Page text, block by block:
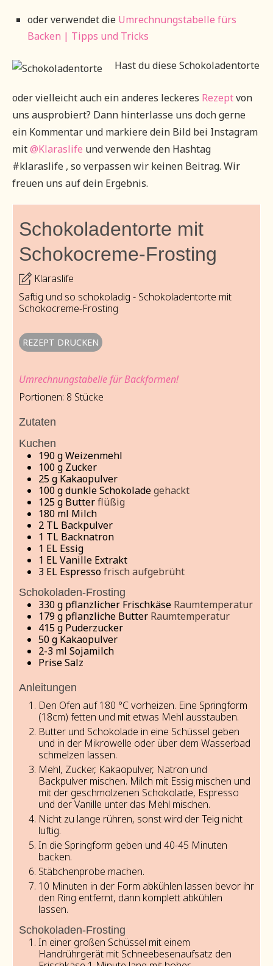
oder verwendet die Umrechnungstabelle fürs
Backen | Tipps und Tricks
Hast du diese Schokoladentorte
oder vielleicht auch ein anderes leckeres Rezeptvon
uns ausprobiert? Dann hinterlasse uns doch gerne
ein Kommentar und markiere dein Bild bei Instagram
mit@Klaraslife und verwende den Hashtag
#klaraslife , so verpassen wir keinen Beitrag. Wir
freuen uns auf dein Ergebnis.
Schokoladentorte mit
Schokocreme-Frosting
Klaraslife
Saftig und so schokoladig - Schokoladentorte mit
Schokocreme-Frosting
REZEPT DRUCKEN
Umrechnungstabelle für Backformen!
Portionen: 8 Stücke
Zutaten
Kuchen
190gWeizenmehl
100g Zucker
25g Kakaopulver
100gdunkle Schokoladegehackt
125g Butterflüßig
180 ml Milch
2 TL Backpulver
1 TL Backnatron
1 EL Essig
1 ELVanille Extrakt
3 EL Espressofrisch aufgebrüht
Schokoladen-Frosting
330g pflanzlicher Frischkäse Raumtemperatur
179g pflanzliche Butter Raumtemperatur
415g Puderzucker
50g Kakaopulver
2-3 ml Sojamilch
PriseSalz
Anleitungen
Den Ofen auf 180 °C vorheizen. Eine Springform
(18cm) fetten und mit etwas Mehl ausstauben.
Butter und Schokolade in eine Schüssel geben
und in der Mikrowelle oder über dem Wasserbad
schmelzen lassen.
Mehl, Zucker, Kakaopulver, Natron und
Backpulver mischen. Milch mit Essig mischen und
mit der geschmolzenen Schokolade, Espresso
und der Vanille unter das Mehl mischen.
Nicht zu lange rühren, sonst wird der Teig nicht
luftig.
In die Springform geben und 40-45 Minuten
backen.
Stäbchenprobe machen.
10 Minuten in der Form abkühlen lassen bevor ihr
den Ring entfernt, dann komplett abkühlen
lassen.
Schokoladen-Frosting
In einer großen Schüssel mit einem
Handrührgerät mit Schneebesenaufsatz den